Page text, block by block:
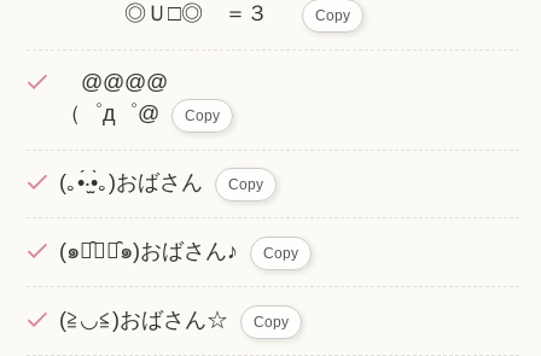
◎Ｕ□◎ ＝３
Copy
@@@@
（゜д゜@
Copy
(｡•́‧̫•̀｡)おばさん Copy
(๑･̑◡･̑๑)おばさん♪ Copy
(≧◡≦)おばさん☆ Copy